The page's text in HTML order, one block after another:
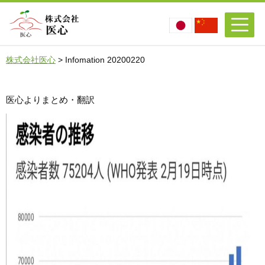
株式会社医心 > Infomation 20200220
医心よりまとめ・翻訳